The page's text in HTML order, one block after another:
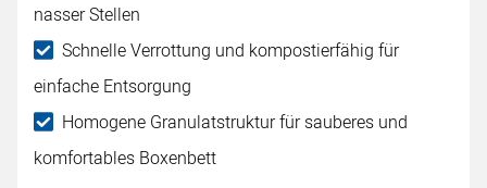
nasser Stellen
Schnelle Verrottung und kompostierfähig für
einfache Entsorgung
Homogene Granulatstruktur für sauberes und
komfortables Boxenbett